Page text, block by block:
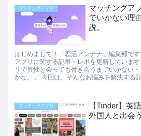
マッチングアプリ
マッチングア
でいかない理
説。
はじめまして！「恋活アンテナ」編集部で
アプリに関する記事・レポを更新していま
リで異性と会っても付き合うまでいかない
かな。」 今回は、そんなお悩みを解決する
マッチングアプリ
【Tinder】英
外国人と出会